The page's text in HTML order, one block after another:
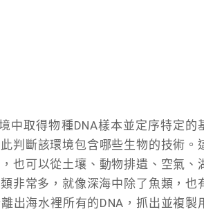
中取得物種DNA樣本並定序特定的
判斷該環境包含哪些生物的技術。
也可以從土壤、動物排遺、空氣、
非常多，就像深海中除了魚類，也
出海水裡所有的DNA，抓出並複製